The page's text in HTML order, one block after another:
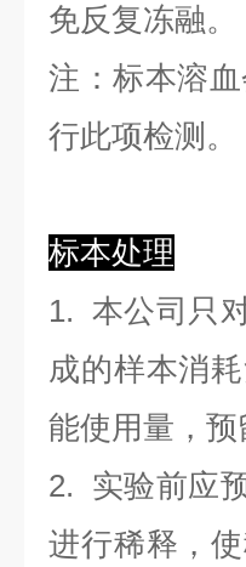
免反复冻融。
注：标本溶
行此项检测。
标本处理
1. 本公司只
成的样本消
能使用量，预
2. 实验前应
进行稀释，